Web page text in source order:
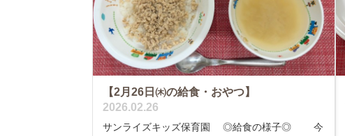
【2月26日㈭の給食・おやつ】
2026.02.26
サンライズキッズ保育園 ◎給食の様子◎ 今